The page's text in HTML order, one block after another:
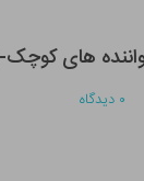
های
۰ دیدگاه